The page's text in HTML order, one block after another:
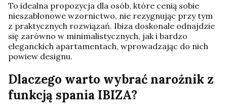
To idealna propozycja dla osób, które cenią sobie
nieszablonowe wzornictwo, nie rezygnując przy tym
z praktycznych rozwiązań. Ibiza doskonale odnajdzie
się zarówno w minimalistycznych, jak i bardzo
eleganckich apartamentach, wprowadzając do nich
powiew designu.
Dlaczego warto wybrać narożnik z
funkcją spania IBIZA?